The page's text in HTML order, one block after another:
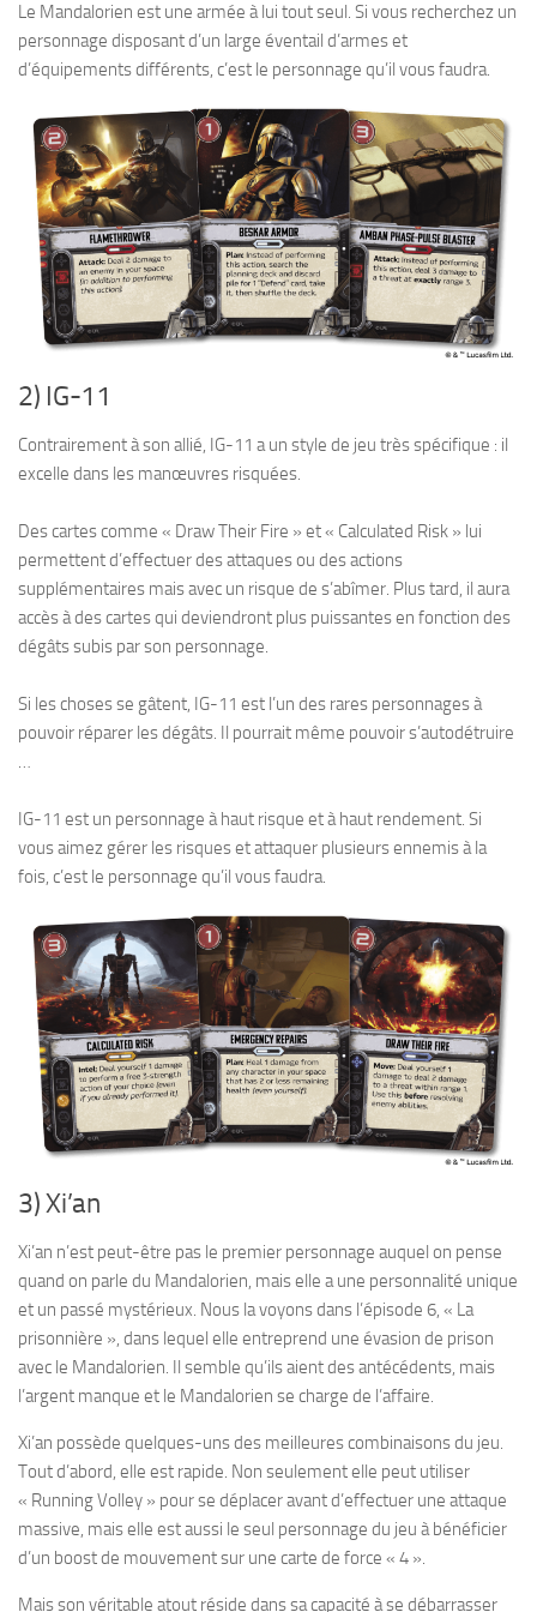
Le Mandalorien est une armée à lui tout seul. Si vous recherchez un
personnage disposant d’un large éventail d’armes et
d’équipements différents, c’est le personnage qu’il vous faudra.
2) IG-11
Contrairement à son allié, IG-11 a un style de jeu très spécifique : il
excelle dans les manœuvres risquées.
Des cartes comme « Draw Their Fire » et « Calculated Risk » lui
permettent d’effectuer des attaques ou des actions
supplémentaires mais avec un risque de s’abîmer. Plus tard, il aura
accès à des cartes qui deviendront plus puissantes en fonction des
dégâts subis par son personnage.
Si les choses se gâtent, IG-11 est l’un des rares personnages à
pouvoir réparer les dégâts. Il pourrait même pouvoir s’autodétruire
…
IG-11 est un personnage à haut risque et à haut rendement. Si
vous aimez gérer les risques et attaquer plusieurs ennemis à la
fois, c’est le personnage qu’il vous faudra.
3) Xi’an
Xi’an n’est peut-être pas le premier personnage auquel on pense
quand on parle du Mandalorien, mais elle a une personnalité unique
et un passé mystérieux. Nous la voyons dans l’épisode 6, « La
prisonnière », dans lequel elle entreprend une évasion de prison
avec le Mandalorien. Il semble qu’ils aient des antécédents, mais
l’argent manque et le Mandalorien se charge de l’affaire.
Xi’an possède quelques-uns des meilleures combinaisons du jeu.
Tout d’abord, elle est rapide. Non seulement elle peut utiliser
« Running Volley » pour se déplacer avant d’effectuer une attaque
massive, mais elle est aussi le seul personnage du jeu à bénéficier
d’un boost de mouvement sur une carte de force « 4 ».
Mais son véritable atout réside dans sa capacité à se débarrasser